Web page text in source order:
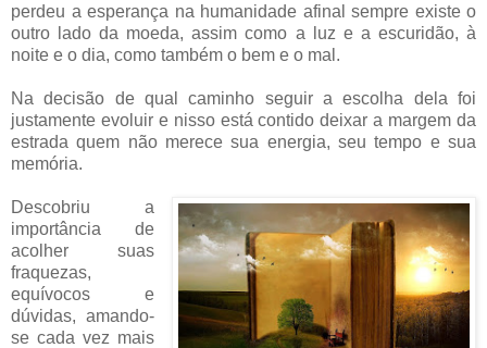
perdeu a esperança na humanidade afinal sempre existe o
outro lado da moeda, assim como a luz e a escuridão, à
noite e o dia, como também o bem e o mal.
Na decisão de qual caminho seguir a escolha dela foi
justamente evoluir e nisso está contido deixar a margem da
estrada quem não merece sua energia, seu tempo e sua
memória.
Descobriu a
importância de
acolher suas
fraquezas,
equívocos e
dúvidas, amando-
se cada vez mais